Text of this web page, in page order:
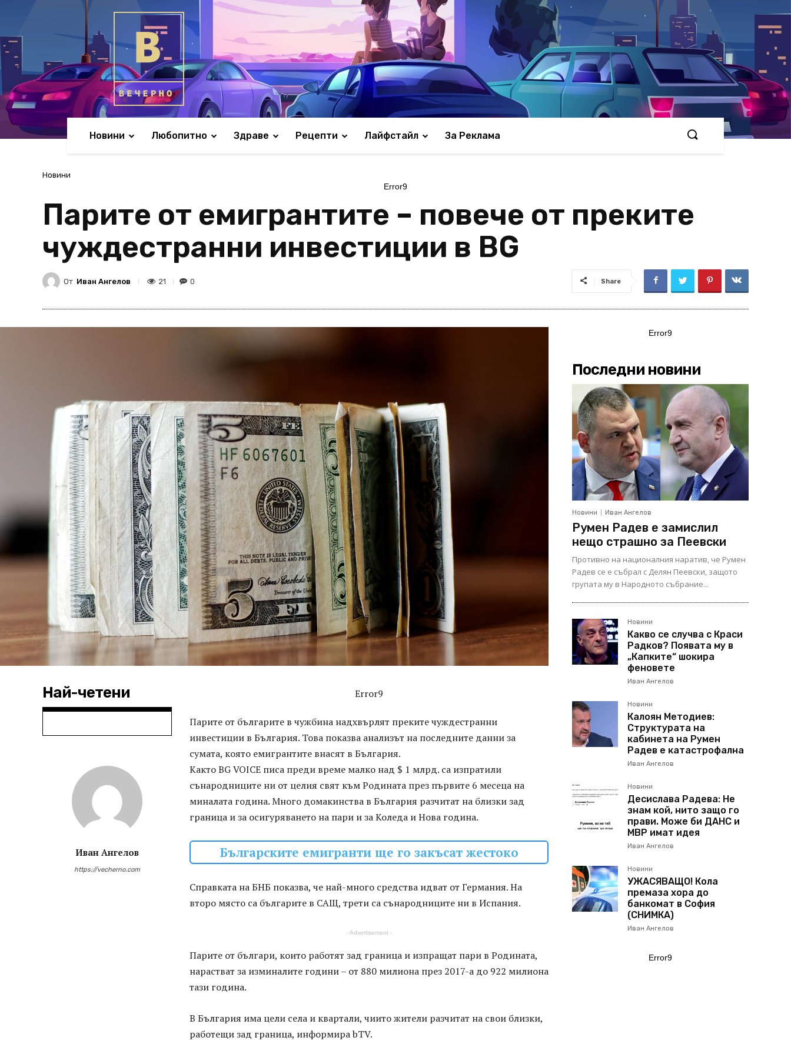
Новини Любопитно Здраве Рецепти Лайфстайл За Реклама
Новини
Error9
Парите от емигрантите – повече от преките
чуждестранни инвестиции в BG
От Иван Ангелов 21 0 Share
Най-четени
Иван Ангелов
https://vecherno.com
Error9
Парите от българите в чужбина надхвърлят преките чуждестранни
инвестиции в България. Това показва анализът на последните данни за
сумата, която емигрантите внасят в България.
Както BG VOICE писа преди време малко над $ 1 млрд. са изпратили
сънародниците ни от целия свят към Родината през първите 6 месеца на
миналата година. Много домакинства в България разчитат на близки зад
граница и за осигуряването на пари и за Коледа и Нова година.
Българските емигранти ще го закъсат жестоко
Справката на БНБ показва, че най-много средства идват от Германия. На
второ място са българите в САЩ, трети са сънародниците ни в Испания.
- Advertisement -
Парите от българи, които работят зад граница и изпращат пари в Родината,
нарастват за изминалите години – от 880 милиона през 2017-а до 922 милиона
тази година.
В България има цели села и квартали, чиито жители разчитат на свои близки,
работещи зад граница, информира bTV.
Error9
Последни новини
Новини Иван Ангелов
Румен Радев е замислил
нещо страшно за Пеевски
Противно на националния наратив, че Румен
Радев се е събрал с Делян Пеевски, защото
групата му в Народното събрание...
Новини
Какво се случва с Краси
Радков? Появата му в
„Капките“ шокира
феновете
Иван Ангелов
Новини
Калоян Методиев:
Структурата на
кабинета на Румен
Радев е катастрофална
Иван Ангелов
Новини
Десислава Радева: Не
знам кой, нито защо го
прави. Може би ДАНС и
МВР имат идея
Иван Ангелов
Новини
УЖАСЯВАЩО! Кола
премаза хора до
банкомат в София
(СНИМКА)
Иван Ангелов
Error9